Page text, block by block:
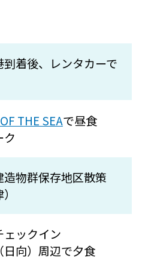
到着後、レンタカーで
THE SEAで昼食
ク
造物群保存地区散策
ェックイン
日向）周辺で夕食